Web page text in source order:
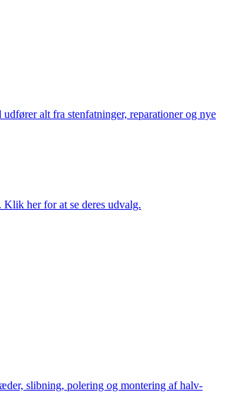
alt fra stenfatninger, reparationer og nye
Klik her for at se deres udvalg.
slibning, polering og montering af halv-